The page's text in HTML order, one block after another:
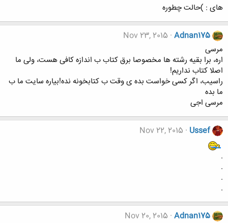
های : )حالت چطوره
Adnan175
Nov 23, 2015
مرسی
اره، برا بقیه رشته ها مخصوصا برق کتاب ب اندازه کافی هست، ولی ما
اصلا کتاب نداریم!
راسیب، اگر کسی خواست بده ی وقت ب کتابخونه نده!بیاره سایت ما ب
ما بده
مرسی اجی
Ussef
Nov 22, 2015
.
.
.
.
Adnan175
Nov 20, 2015